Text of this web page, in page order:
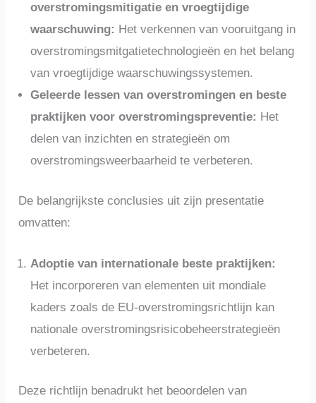
overstromingsmitigatie en vroegtijdige
waarschuwing: Het verkennen van vooruitgang in
overstromingsmitgatietechnologieën en het belang
van vroegtijdige waarschuwingssystemen.
Geleerde lessen van overstromingen en beste
praktijken voor overstromingspreventie: Het
delen van inzichten en strategieën om
overstromingsweerbaarheid te verbeteren.
De belangrijkste conclusies uit zijn presentatie
omvatten:
Adoptie van internationale beste praktijken:
Het incorporeren van elementen uit mondiale
kaders zoals de EU-overstromingsrichtlijn kan
nationale overstromingsrisicobeheerstrategieën
verbeteren.
Deze richtlijn benadrukt het beoordelen van